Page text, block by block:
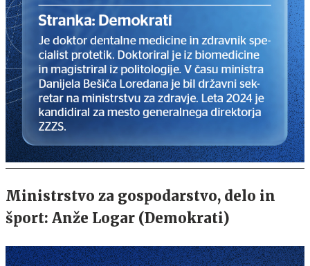
Ministrstvo za gospodarstvo, delo in
šport: Anže Logar (Demokrati)